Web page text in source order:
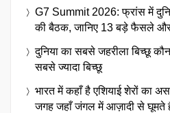
G7 Summit 2026: फ्रांस में
की बैठक, जानिए 13 बड़े फैसले और
दुनिया का सबसे जहरीला बिच्छू
सबसे ज्यादा बिच्छू
भारत में कहाँ है एशियाई शेरों का
जगह जहाँ जंगल में आज़ादी से घूमते